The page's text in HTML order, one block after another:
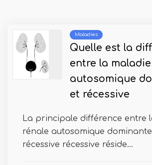
Maladies
Quelle est la
entre la
autosomique
et récessive
La principale différence entre
rénale autosomique
récessive récessive réside...